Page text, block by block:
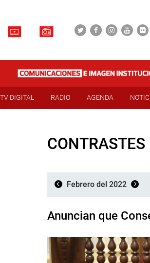
TV DIGITAL RADIO AGENDA
CONTRASTES
Febrero del 2022
Anuncian que